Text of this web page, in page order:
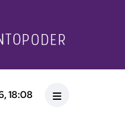
18:08